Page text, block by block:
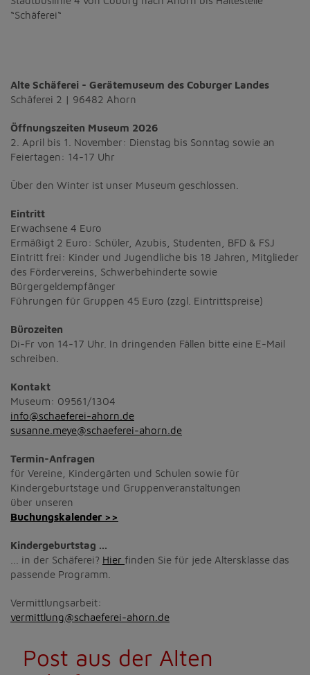
“Schäferei“
Alte Schäferei - Gerätemuseum des Coburger Landes
Schäferei 2 | 96482 Ahorn
Öffnungszeiten Museum 2026
2. April bis 1. November: Dienstag bis Sonntag sowie an
Feiertagen: 14-17 Uhr
Über den Winter ist unser Museum geschlossen.
Eintritt
Erwachsene 4 Euro
Ermäßigt 2 Euro: Schüler, Azubis, Studenten, BFD & FSJ
Eintritt frei: Kinder und Jugendliche bis 18 Jahren, Mitglieder
des Fördervereins, Schwerbehinderte sowie
Bürgergeldempfänger
Führungen für Gruppen 45 Euro (zzgl. Eintrittspreise)
Bürozeiten
Di-Fr von 14-17 Uhr. In dringenden Fällen bitte eine E-Mail
schreiben.
Kontakt
Museum: 09561/1304
info@schaeferei-ahorn.de
susanne.meye@schaeferei-ahorn.de
Termin-Anfragen
für Vereine, Kindergärten und Schulen sowie für
Kindergeburtstage und Gruppenveranstaltungen
über unseren
Buchungskalender >>
Kindergeburtstag ...
... in der Schäferei? Hier finden Sie für jede Altersklasse das
passende Programm.
Vermittlungsarbeit:
vermittlung@schaeferei-ahorn.de
Post aus der Alten